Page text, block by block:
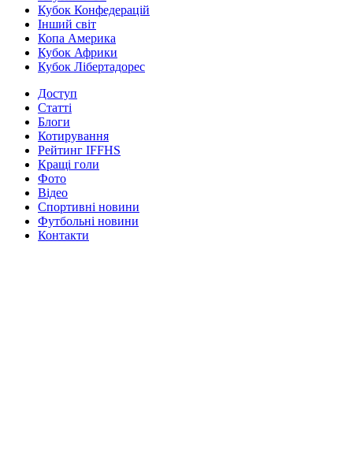
Кубок Конфедерацій
Інший світ
Копа Америка
Кубок Африки
Кубок Лібертадорес
Доступ
Статті
Блоги
Котирування
Рейтинг IFFHS
Кращі голи
Фото
Відео
Спортивні новини
Футбольні новини
Контакти